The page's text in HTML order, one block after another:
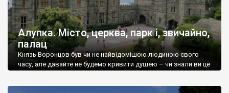
Алупка. Місто, церква, парк і, звичайно,
палац
Князь Воронцов був чи не найвідомішою людиною свого
часу, але давайте не будемо кривити душею – чи знали ви це